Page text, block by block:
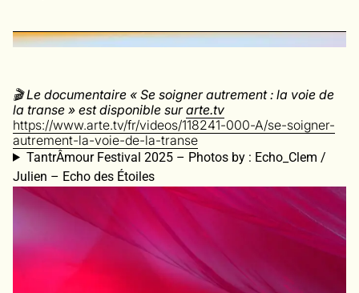
🎬 Le documentaire « Se soigner autrement : la voie de
la transe » est disponible surarte.tv
https://www.arte.tv/fr/videos/118241-000-A/se-soigner-
autrement-la-voie-de-la-transe
TantrÂmour Festival 2025 – Photos by : Echo_Clem /
Julien – Echo des Étoiles